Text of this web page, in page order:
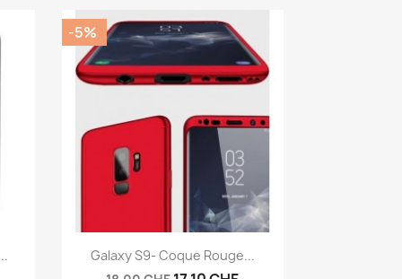
Aperçu rapide
Galaxy S9- Coque Rouge...
-5%